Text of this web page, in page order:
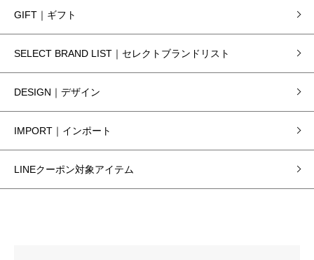
GIFT｜ギフト
SELECT BRAND LIST｜セレクトブランドリスト
DESIGN｜デザイン
IMPORT｜インポート
LINEクーポン対象アイテム